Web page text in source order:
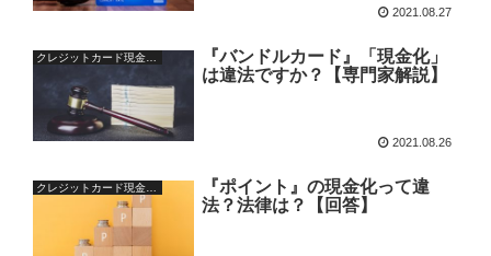
2021.08.27
『バンドルカード』「現金化」
は違法ですか？【専門家解説】
2021.08.26
『ポイント』の現金化って違
法？法律は？【回答】